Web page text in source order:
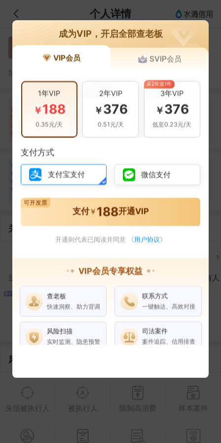
个人详情
罗 罗芝凤
简介：
风
险
扫
描
自身风险
暂无风险
关联风险
暂无风险
提示信息
当前企业(0条)
合
作
伙
伴
罗 罗秋萍
合作1次
关联企业
1
法定代表人
1
对外投资
1
在外任职
1
作为受益所有人
1
控制企业 所属集团
1
合作伙伴
风险信息
失信被执行人 被执行人 限制高消费 终本案件
成为VIP，开启全部查老板
VIP会员 SVIP会员
1年VIP
￥188
0.35元/天
2年VIP
￥376
0.51元/天
3年VIP
￥376
低至0.23元/天
买2年送1年
支付方式
支付宝支付 微信支付
支付￥ 188开通VIP
可开发票
开通则代表已阅读并同意 《用户协议》
VIP会员专享权益
查老板
快速洞察、助力背调
联系方式
一键触达、高效对接
风险扫描
实时监测、隐患预警
司法案件
案件追踪、信用排查
权益说明 VIP会员 SVIP会员
企业全部电话